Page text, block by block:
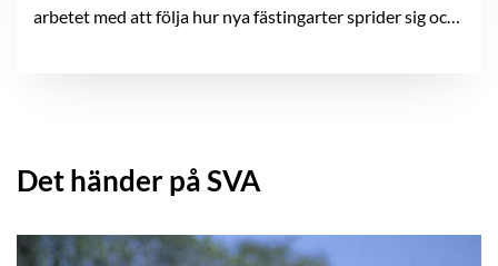
arbetet med att följa hur nya fästingarter sprider sig och
Det händer på SVA